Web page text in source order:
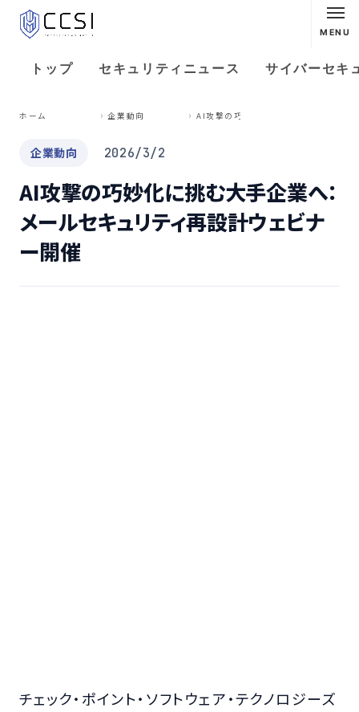
MENU
トップ セキュリティニュース サイバーセキ
ホーム 企業動向
企業動向 2026/3/2
AI攻撃の巧妙化に挑む大手企業へ：
メールセキュリティ再設計ウェビナ
ー開催
チェック・ポイント・ソフトウェア・テクノロジーズ